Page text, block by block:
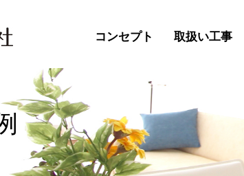
コンセプト 取扱い工事